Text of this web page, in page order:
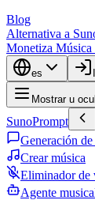
Blog
Alternativa a
Monetiza Música
es
Mostrar u
SunoPrompt
Generación
Crear música
Eliminador de
Agente